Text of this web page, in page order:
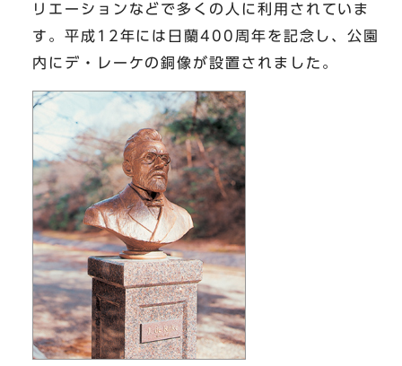
リエーションなどで多くの人に利用されていま
す。平成12年には日蘭400周年を記念し、公園
内にデ・レーケの銅像が設置されました。